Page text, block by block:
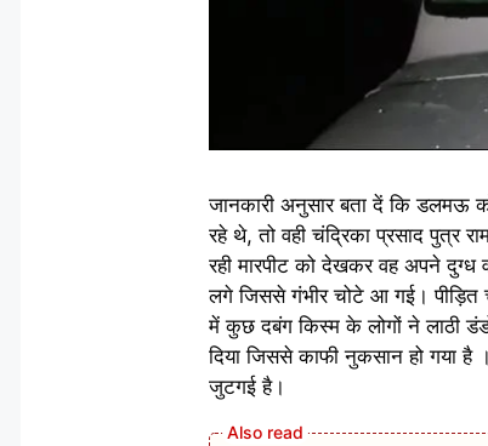
जानकारी अनुसार बता दें कि डलमऊ
रहे थे, तो वही चंद्रिका प्रसाद पुत्र
रही मारपीट को देखकर वह अपने दुग्ध
लगे जिससे गंभीर चोटे आ गई। पीड़ित
में कुछ दबंग किस्म के लोगों ने लाठी
दिया जिससे काफी नुकसान हो गया है
जुटगई है।